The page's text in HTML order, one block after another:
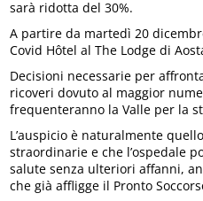
sarà ridotta del 30%.
A partire da martedì 20
Covid Hôtel al The Lodge di
Decisioni necessarie per
ricoveri dovuto al maggior
frequenteranno la Valle per la
L’auspicio è naturalmente
straordinarie e che l’ospedale
salute senza ulteriori affanni,
che già affligge il Pronto